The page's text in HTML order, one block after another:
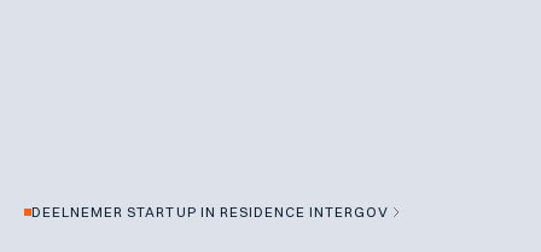
DEELNEMER STARTUP IN RESIDENCE INTERGOV